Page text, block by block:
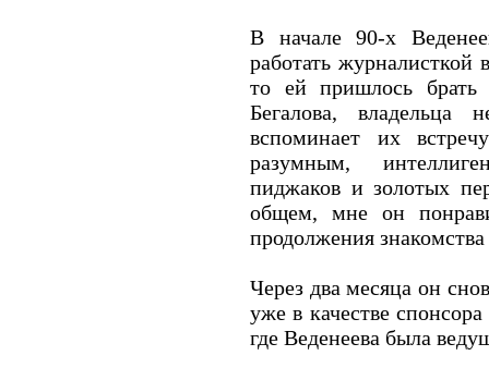
В начале 90-х
работать
то ей пришлось
Бегалова, владельца
вспоминает их
разумным,
пиджаков и золотых
общем, мне он
продолжения
Через два месяца он
уже в качестве
где Веденеева была